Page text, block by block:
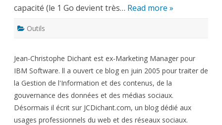
capacité (le 1 Go devient très… Read more »
Outils
Jean-Christophe Dichant est ex-Marketing Manager pour
IBM Software. ll a ouvert ce blog en juin 2005 pour traiter de
la Gestion de l'Information et des contenus, de la
gouvernance des données et des médias sociaux.
Désormais il écrit sur JCDichant.com, un blog dédié aux
usages professionnels du web et des réseaux sociaux.